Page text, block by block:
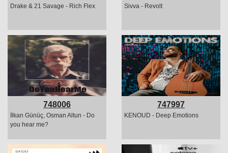
Drake & 21 Savage - Rich Flex Sivva - Revolt
748006
İlkan Günüç, Osman Altun - Do
you hear me?
747997
KENOUD - Deep Emotions